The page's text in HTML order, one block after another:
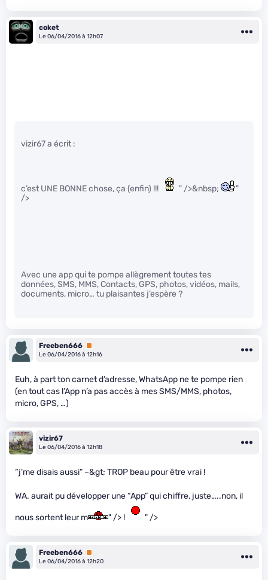
coket
Le 06/04/2016 à 12h07
vizir67 a écrit :
c’est UNE BONNE chose, ça (enfin) !!! " />&nbsp;
"
/>
Avec une app qui te pompe allègrement toutes tes
données, SMS, MMS, Contacts, GPS, photos, vidéos, mails,
documents, micro… tu plaisantes j’espère ?
Freeben666 Premium
Le 06/04/2016 à 12h16
Euh, à part ton carnet d’adresse, WhatsApp ne te pompe rien
(en tout cas l’App n’a pas accès à mes SMS/MMS, photos,
micro, GPS, …)
vizir67
Le 06/04/2016 à 12h18
“j’me disais aussi” –&gt; TROP beau pour être vrai !
WA. aurait pu développer une “App” qui chiffre, juste…..non, il
nous sortent leur m " /> ! " />
Freeben666 Premium
Le 06/04/2016 à 12h20